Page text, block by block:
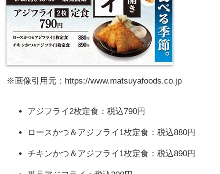
※画像引用元：https://www.matsuyafoods.co.jp
アジフライ2枚定食：税込790円
ロースかつ＆アジフライ1枚定食：税込880円
チキンかつ＆アジフライ1枚定食：税込890円